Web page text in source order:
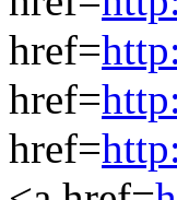
href=
href=
href=